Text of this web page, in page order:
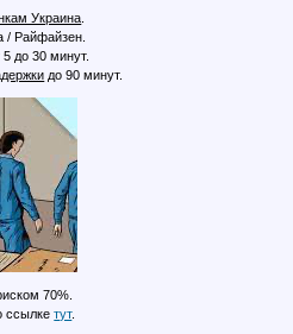
Украина
Райфайзен.
до 30 минут.
до 90 минут.
70%.
ссылкетут.